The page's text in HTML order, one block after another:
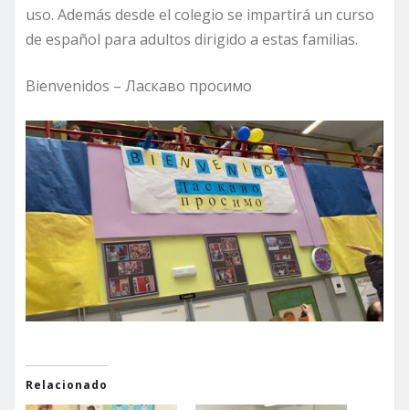
uso. Además desde el colegio se impartirá un curso
de español para adultos dirigido a estas familias.
Bienvenidos – Ласкаво просимо
Relacionado